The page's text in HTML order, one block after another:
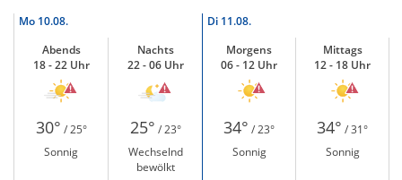
Mo 10.08. Di 11.08.
Abends
18 - 22 Uhr
Nachts
22 - 06 Uhr
Morgens
06 - 12 Uhr
Mittags
12 - 18 Uhr
30° / 25° 25° / 23° 34° / 23° 34° / 31°
Sonnig
Wechselnd
bewölkt
Sonnig Sonnig